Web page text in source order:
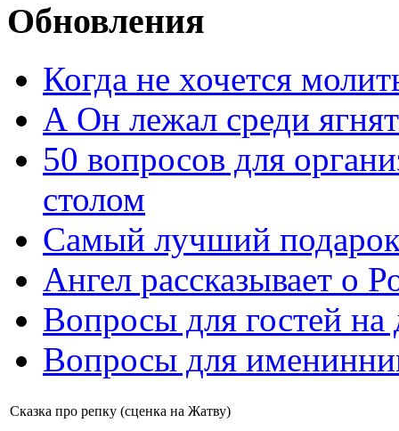
Обновления
Когда не хочется
А Он лежал среди ягнят
50 вопросов для
столом
Самый лучший
Ангел рассказывает о
Вопросы для гостей
Вопросы для
Сказка про репку (сценка на Жатву)